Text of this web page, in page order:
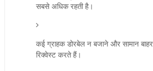
सबसे अधिक रहती है।
कई ग्राहक डोरबेल न बजाने और सामान
रिक्वेस्ट करते हैं।